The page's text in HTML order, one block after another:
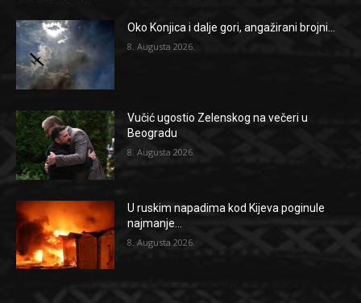
Oko Konjica i dalje gori, angažirani brojni...
8. Augusta 2026.
Vučić ugostio Zelenskog na večeri u
Beogradu
8. Augusta 2026.
U ruskim napadima kod Kijeva poginule
najmanje...
8. Augusta 2026.